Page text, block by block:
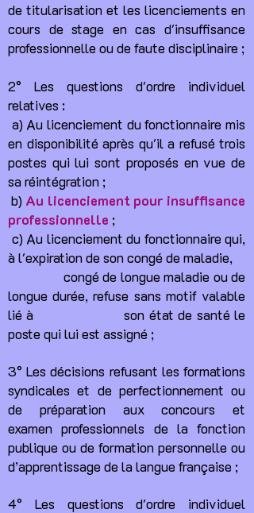
de titularisation et les licenciements en
cours de stage en cas d'insuffisance
professionnelle ou de faute disciplinaire ;
2° Les questions d'ordre individuel
relatives :
a) Au licenciement du fonctionnaire mis
en disponibilité après qu'il a refusé trois
postes qui lui sont proposés en vue de
sa réintégration ;
b) Au licenciement pour insuffisance
professionnelle ;
c) Au licenciement du fonctionnaire qui,
à l'expiration de son congé de maladie,
congé de longuemaladie ou de
longue durée, refuse sans motif valable
lié à son état de santé le
poste qui lui est assigné ;
3° Les décisions refusant les formations
syndicales et de perfectionnement ou
de préparation aux concours et
examenprofessionnels de la fonction
publique ou de formation personnelle ou
d’apprentissage de la langue française ;
4° Les questions d'ordre individuel